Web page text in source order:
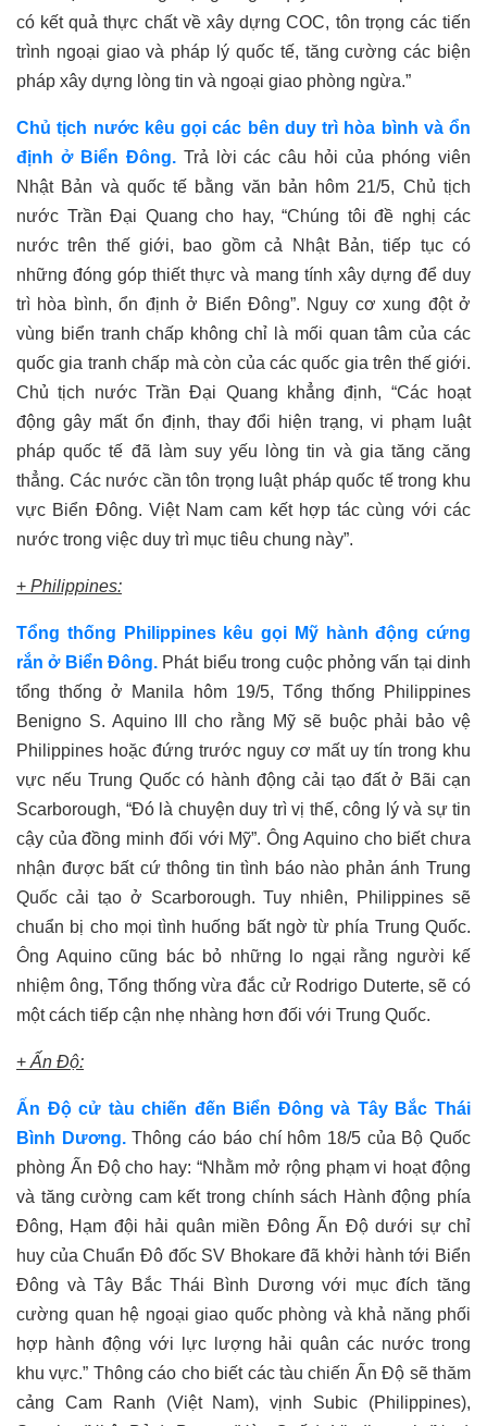
có kết quả thực chất về xây dựng COC, tôn trọng các tiến
trình ngoại giao và pháp lý quốc tế, tăng cường các biện
pháp xây dựng lòng tin và ngoại giao phòng ngừa.”
Chủ tịch nước kêu gọi các bên duy trì hòa bình và ổn
định ở Biển Đông.Trả lời các câu hỏi của phóng viên
Nhật Bản và quốc tế bằng văn bản hôm 21/5, Chủ tịch
nước Trần Đại Quang cho hay, “Chúng tôi đề nghị các
nước trên thế giới, bao gồm cả Nhật Bản, tiếp tục có
những đóng góp thiết thực và mang tính xây dựng để duy
trì hòa bình, ổn định ở Biển Đông”. Nguy cơ xung đột ở
vùng biển tranh chấp không chỉ là mối quan tâm của các
quốc gia tranh chấp mà còn của các quốc gia trên thế giới.
Chủ tịch nước Trần Đại Quang khẳng định, “Các hoạt
động gây mất ổn định, thay đổi hiện trạng, vi phạm luật
pháp quốc tế đã làm suy yếu lòng tin và gia tăng căng
thẳng. Các nước cần tôn trọng luật pháp quốc tế trong khu
vực Biển Đông. Việt Nam cam kết hợp tác cùng với các
nước trong việc duy trì mục tiêu chung này”.
+ Philippines:
Tổng thống Philippines kêu gọi Mỹ hành động cứng
rắn ở Biển Đông. Phát biểu trong cuộc phỏng vấn tại dinh
tổng thống ở Manila hôm 19/5, Tổng thống Philippines
Benigno S. Aquino III cho rằng Mỹ sẽ buộc phải bảo vệ
Philippines hoặc đứng trước nguy cơ mất uy tín trong khu
vực nếu Trung Quốc có hành động cải tạo đất ở Bãi cạn
Scarborough, “Đó là chuyện duy trì vị thế, công lý và sựtin
cậy của đồng minh đối với Mỹ”. Ông Aquino cho biết chưa
nhận được bất cứ thông tin tình báo nào phản ánh Trung
Quốc cải tạo ở Scarborough. Tuy nhiên, Philippines sẽ
chuẩn bị cho mọi tình huống bất ngờ từ phía Trung Quốc.
Ông Aquino cũng bác bỏ những lo ngại rằng người kế
nhiệm ông, Tổng thống vừa đắc cử Rodrigo Duterte, sẽ có
một cách tiếp cận nhẹ nhàng hơn đối với Trung Quốc.
+ Ấn Độ:
Ấn Độ cử tàu chiến đến Biển Đông và Tây Bắc Thái
Bình Dương.Thông cáo báo chí hôm 18/5 của Bộ Quốc
phòng Ấn Độ cho hay: “Nhằm mở rộng phạm vi hoạt động
và tăng cường cam kết trong chính sách Hành động phía
Đông, Hạm đội hải quân miền Đông Ấn Độ dưới sự chỉ
huy của Chuẩn Đô đốc SV Bhokare đã khởi hành tới Biển
Đông và Tây Bắc Thái Bình Dương với mục đích tăng
cường quan hệ ngoại giao quốc phòng và khả năng phối
hợp hành động với lực lượng hải quân các nước trong
khu vực.” Thông cáo cho biết các tàu chiến Ấn Độ sẽ thăm
cảng Cam Ranh (Việt Nam), vịnh Subic (Philippines),